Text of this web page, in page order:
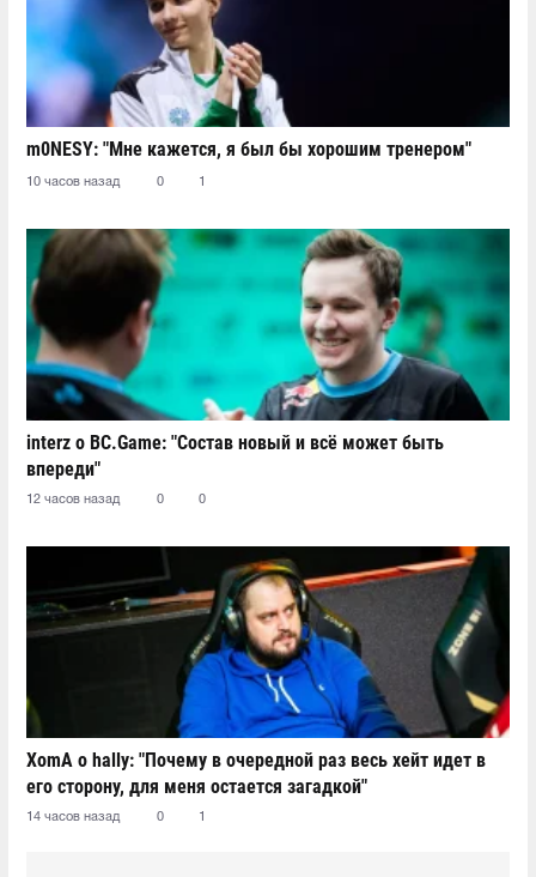
m0NESY: "Мне кажется, я был бы хорошим тренером"
10 часов назад 0 1
interz о BC.Game: "Состав новый и всё может быть
впереди"
12 часов назад 0 0
XomA о hally: "Почему в очередной раз весь хейт идет в
его сторону, для меня остается загадкой"
14 часов назад 0 1